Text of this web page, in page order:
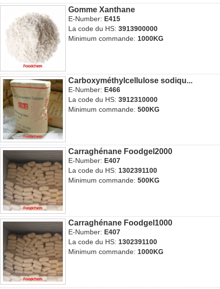
Gomme Xanthane
E-Number: E415
La code du HS:3913900000
Minimum commande: 1000KG
Carboxyméthylcellulose sodiqu...
E-Number: E466
La code du HS:3912310000
Minimum commande:500KG
Carraghénane Foodgel2000
E-Number: E407
La code du HS:1302391100
Minimum commande:500KG
Carraghénane Foodgel1000
E-Number: E407
La code du HS: 1302391100
Minimum commande: 1000KG